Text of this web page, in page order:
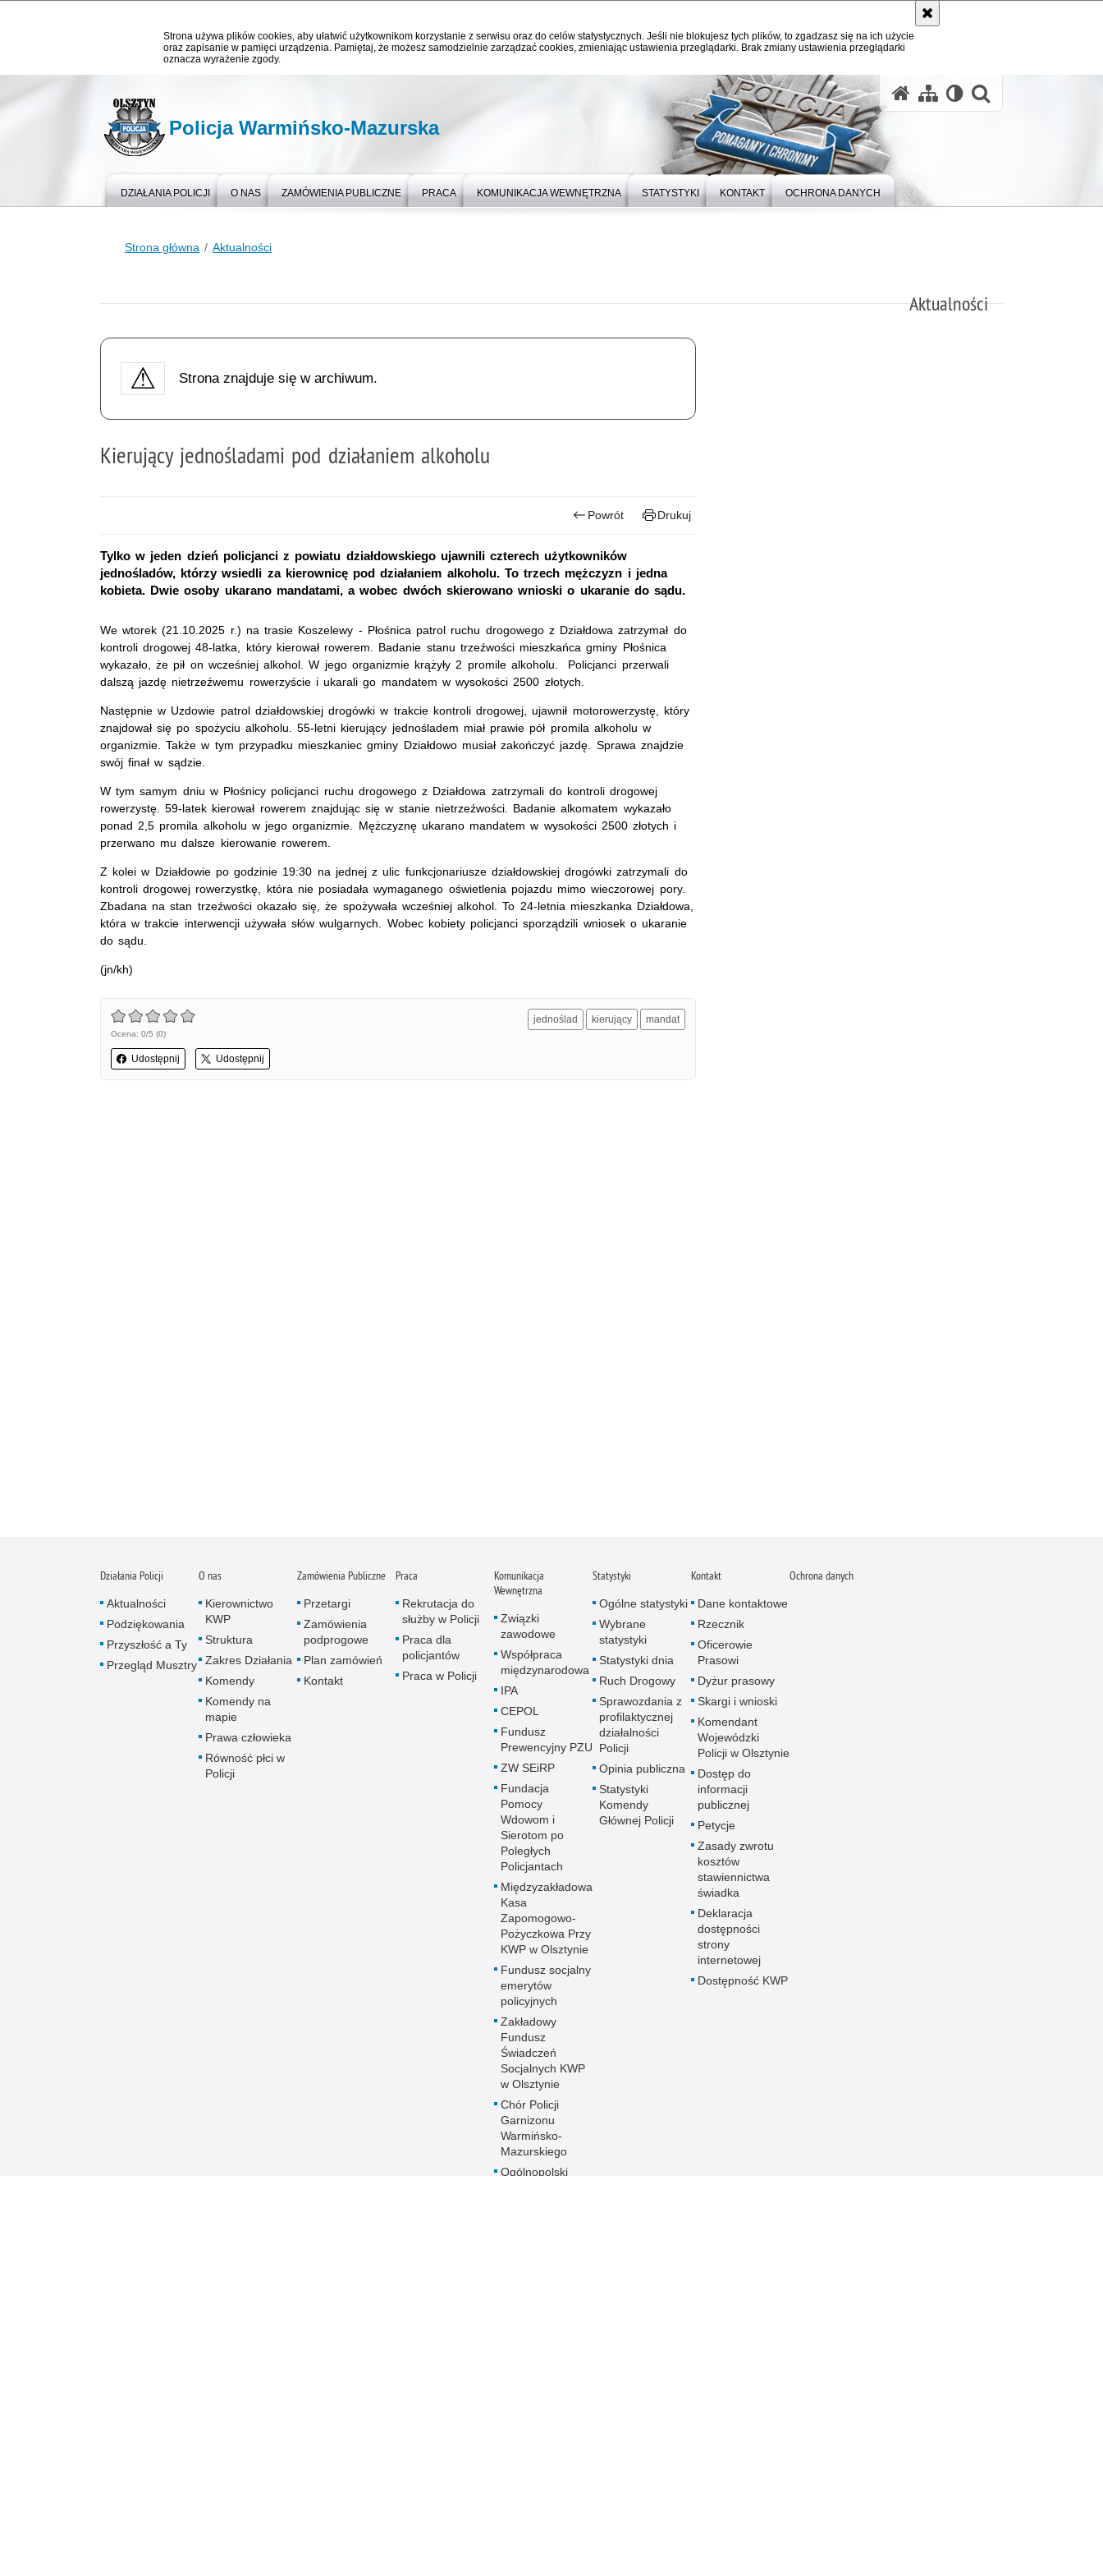
Strona używa plików cookies, aby ułatwić użytkownikom korzystanie z serwisu oraz do celów statystycznych. Jeśli nie blokujesz tych plików, to zgadzasz się na ich użycie
oraz zapisanie w pamięci urządzenia. Pamiętaj, że możesz samodzielnie zarządzać cookies, zmieniając ustawienia przeglądarki. Brak zmiany ustawienia przeglądarki
oznacza wyrażenie zgody.
Policja Warmińsko-Mazurska
DZIAŁANIA POLICJI O NAS ZAMÓWIENIA PUBLICZNE PRACA KOMUNIKACJA WEWNĘTRZNA STATYSTYKI KONTAKT OCHRONA DANYCH
Strona główna Aktualności
Aktualności
Strona znajduje się w archiwum.
Kierujący jednośladami pod działaniem alkoholu
Powrót Drukuj
Tylko w jeden dzień policjanci z powiatu działdowskiego ujawnili czterech użytkowników
jednośladów, którzy wsiedli za kierownicę pod działaniem alkoholu. To trzech mężczyzn i jedna
kobieta. Dwie osoby ukarano mandatami, a wobec dwóch skierowano wnioski o ukaranie do sądu.
We wtorek (21.10.2025 r.) na trasie Koszelewy - Płośnica patrol ruchu drogowego z Działdowa zatrzymał do
kontroli drogowej 48-latka, który kierował rowerem. Badanie stanu trzeźwości mieszkańca gminy Płośnica
wykazało, że pił on wcześniej alkohol. W jego organizmie krążyły 2 promile alkoholu. Policjanci przerwali
dalszą jazdę nietrzeźwemu rowerzyście i ukarali go mandatem w wysokości 2500 złotych.
Następnie w Uzdowie patrol działdowskiej drogówki w trakcie kontroli drogowej, ujawnił motorowerzystę, który
znajdował się po spożyciu alkoholu. 55-letni kierujący jednośladem miał prawie pół promila alkoholu w
organizmie. Także w tym przypadku mieszkaniec gminy Działdowo musiał zakończyć jazdę. Sprawa znajdzie
swój finał w sądzie.
W tym samym dniu w Płośnicy policjanci ruchu drogowego z Działdowa zatrzymali do kontroli drogowej
rowerzystę. 59-latek kierował rowerem znajdując się w stanie nietrzeźwości. Badanie alkomatem wykazało
ponad 2,5 promila alkoholu w jego organizmie. Mężczyznę ukarano mandatem w wysokości 2500 złotych i
przerwano mu dalsze kierowanie rowerem.
Z kolei w Działdowie po godzinie 19:30 na jednej z ulic funkcjonariusze działdowskiej drogówki zatrzymali do
kontroli drogowej rowerzystkę, która nie posiadała wymaganego oświetlenia pojazdu mimo wieczorowej pory.
Zbadana na stan trzeźwości okazało się, że spożywała wcześniej alkohol. To 24-letnia mieszkanka Działdowa,
która w trakcie interwencji używała słów wulgarnych. Wobec kobiety policjanci sporządzili wniosek o ukaranie
do sądu.
(jn/kh)
Ocena: 0/5 (0)
Udostępnij Udostępnij
jednoślad kierujący mandat
Działania Policji
Aktualności
Podziękowania
Przyszłość a Ty
Przegląd Musztry
O nas
Kierownictwo
KWP
Struktura
Zakres Działania
Komendy
Komendy na
mapie
Prawa człowieka
Równość płci w
Policji
Zamówienia Publiczne
Przetargi
Zamówienia
podprogowe
Plan zamówień
Kontakt
Praca
Rekrutacja do
służby w Policji
Praca dla
policjantów
Praca w Policji
Komunikacja
Wewnętrzna
Związki
zawodowe
Współpraca
międzynarodowa
IPA
CEPOL
Fundusz
Prewencyjny PZU
ZW SEiRP
Fundacja
Pomocy
Wdowom i
Sierotom po
Poległych
Policjantach
Międzyzakładowa
Kasa
Zapomogowo-
Pożyczkowa Przy
KWP w Olsztynie
Fundusz socjalny
emerytów
policyjnych
Zakładowy
Fundusz
Świadczeń
Socjalnych KWP
w Olsztynie
Chór Policji
Garnizonu
Warmińsko-
Mazurskiego
Ogólnopolski
Statystyki
Ogólne statystyki
Wybrane
statystyki
Statystyki dnia
Ruch Drogowy
Sprawozdania z
profilaktycznej
działalności
Policji
Opinia publiczna
Statystyki
Komendy
Głównej Policji
Kontakt
Dane kontaktowe
Rzecznik
Oficerowie
Prasowi
Dyżur prasowy
Skargi i wnioski
Komendant
Wojewódzki
Policji w Olsztynie
Dostęp do
informacji
publicznej
Petycje
Zasady zwrotu
kosztów
stawiennictwa
świadka
Deklaracja
dostępności
strony
internetowej
Dostępność KWP
Ochrona danych